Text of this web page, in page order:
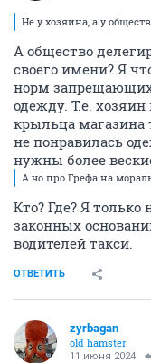
Не у хозяина, а у
А общество
своего имени? Я
норм
одежду. Т.е.
крыльца магазина
не понравилась
нужны более
А чо про Грефа на
Кто? Где? Я только
законных
водителей такси.
ОТВЕТИТЬ
zyrbagan
old hamster
11 июня 2024